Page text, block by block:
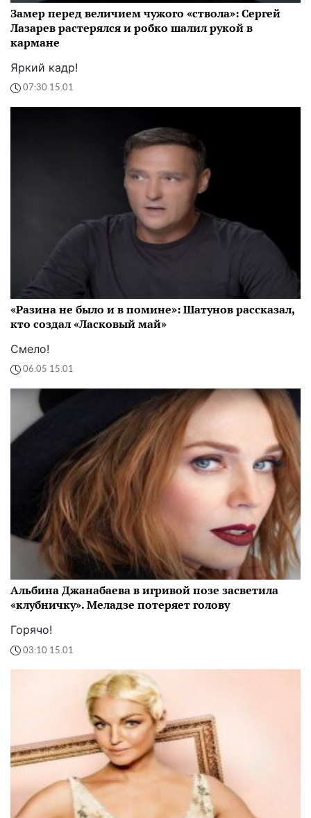
Замер перед величием чужого «ствола»: Сергей
Лазарев растерялся и робко шалил рукой в
кармане
Яркий кадр!
07:30 15.01
«Разина не было и в помине»: Шатунов рассказал,
кто создал «Ласковый май»
Смело!
06:05 15.01
Альбина Джанабаева в игривой позе засветила
«клубничку». Меладзе потеряет голову
Горячо!
03:10 15.01